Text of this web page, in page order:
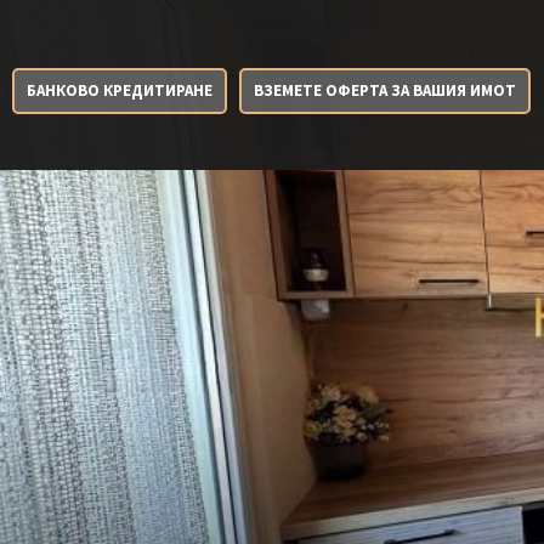
БАНКОВО КРЕДИТИРАНЕ ВЗЕМЕТЕ ОФЕРТА ЗА ВАШИЯ ИМОТ